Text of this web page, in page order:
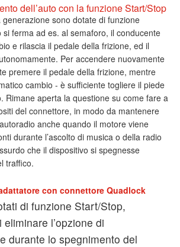
dell’auto con la funzione Start/Stop
sono dotate di funzione
si ferma ad es. al semaforo, il conducente
e rilascia il pedale della frizione, ed il
Per accendere nuovamente
premere il pedale della frizione, mentre
cambio - è sufficiente togliere il piede
Rimane aperta la questione su come fare a
del connettore, in modo da mantenere
anche quando il motore viene
durante l’ascolto di musica o della radio
che il dispositivo si spegnesse
traffico.
con connettore Quadlock
di funzione Start/Stop,
l’opzione di
durante lo spegnimento del